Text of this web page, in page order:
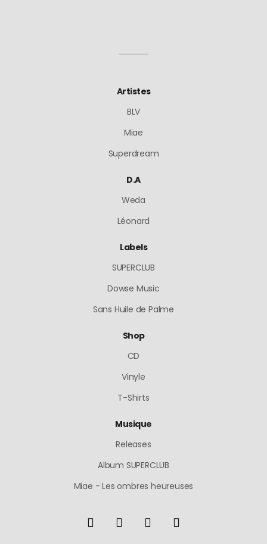
Artistes
BLV
Miae
Superdream
D.A
Weda
Léonard
Labels
SUPERCLUB
Dowse Music
Sans Huile de Palme
Shop
CD
Vinyle
T-Shirts
Musique
Releases
Album SUPERCLUB
Miae - Les ombres heureuses